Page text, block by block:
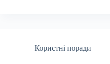
Користні поради